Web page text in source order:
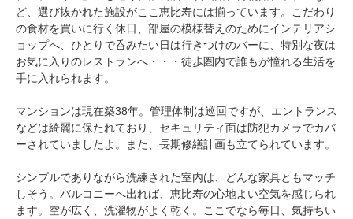
ど、選び抜かれた施設がここ恵比寿には揃っています。こだわり
の食材を買いに行く休日、部屋の模様替えのためにインテリアシ
ョップへ、ひとりで呑みたい日は行きつけのバーに、特別な夜は
お気に入りのレストランへ・・・徒歩圏内で誰もが憧れる生活を
手に入れられます。
マンションは現在築38年。管理体制は巡回ですが、エントランス
などは綺麗に保たれており、セキュリティ面は防犯カメラでカバ
ーされていましたよ。また、長期修繕計画も立てられています。
シンプルでありながら洗練された室内は、どんな家具ともマッチ
しそう。バルコニーへ出れば、恵比寿の心地よい空気を感じられ
ます。空が広く、洗濯物がよく乾く。ここでなら毎日、気持ちい